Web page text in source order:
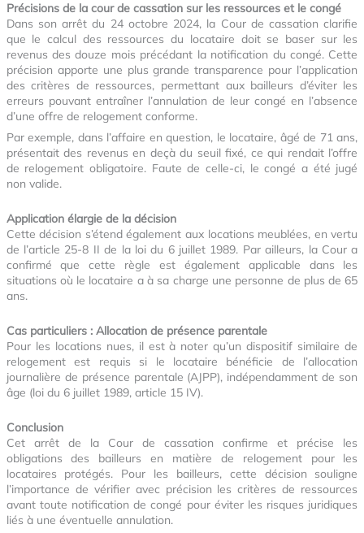
Précisions de la cour de cassation sur les ressources et le congé
Dans son arrêt du 24 octobre 2024, la Cour de cassation clarifie
que le calcul des ressources du locataire doit se baser sur les
revenus des douze mois précédant la notification du congé. Cette
précision apporte une plus grande transparence pour l’application
des critères de ressources, permettant aux bailleurs d’éviter les
erreurs pouvant entraîner l’annulation de leur congé en l’absence
d’une offre de relogement conforme.
Par exemple, dans l’affaire en question, le locataire, âgé de 71 ans,
présentait des revenus en deçà du seuil fixé, ce qui rendait l’offre
de relogement obligatoire. Faute de celle-ci, le congé a été jugé
non valide.
Application élargie de la décision
Cette décision s’étend également aux locations meublées, en vertu
de l’article 25-8 II de la loi du 6 juillet 1989. Par ailleurs, la Cour a
confirmé que cette règle est également applicable dans les
situations où le locataire a à sa charge une personne de plus de 65
ans.
Cas particuliers : Allocation de présence parentale
Pour les locations nues, il est à noter qu’un dispositif similaire de
relogement est requis si le locataire bénéficie de l’allocation
journalière de présence parentale (AJPP), indépendamment de son
âge (loi du 6 juillet 1989, article 15 IV).
Conclusion
Cet arrêt de la Cour de cassation confirme et précise les
obligations des bailleurs en matière de relogement pour les
locataires protégés. Pour les bailleurs, cette décision souligne
l’importance de vérifier avec précision les critères de ressources
avant toute notification de congé pour éviter les risques juridiques
liés à une éventuelle annulation.